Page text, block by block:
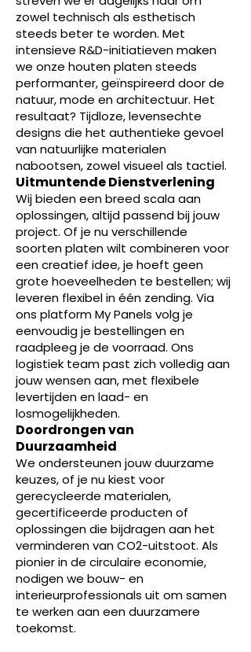
zowel technisch als esthetisch
steeds beter te worden. Met
intensieve R&D-initiatieven maken
we onze houten platen steeds
performanter, geïnspireerd door de
natuur, mode en architectuur. Het
resultaat? Tijdloze, levensechte
designs die het authentieke gevoel
van natuurlijke materialen
nabootsen, zowel visueel als tactiel.
Uitmuntende Dienstverlening
Wij bieden een breed scala aan
oplossingen, altijd passend bij jouw
project. Of je nu verschillende
soorten platen wilt combineren voor
een creatief idee, je hoeft geen
grote hoeveelheden te bestellen; wij
leveren flexibel in één zending. Via
ons platform My Panels volg je
eenvoudig je bestellingen en
raadpleeg je de voorraad. Ons
logistiek team past zich volledig aan
jouw wensen aan, met flexibele
levertijden en laad- en
losmogelijkheden.
Doordrongen van
Duurzaamheid
We ondersteunen jouw duurzame
keuzes, of je nu kiest voor
gerecycleerde materialen,
gecertificeerde producten of
oplossingen die bijdragen aan het
verminderen van CO2-uitstoot. Als
pionier in de circulaire economie,
nodigen we bouw- en
interieurprofessionals uit om samen
te werken aan een duurzamere
toekomst.